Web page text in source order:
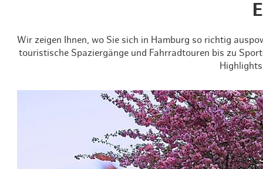
Wir zeigen Ihnen, wo Sie sich in Hamburg so richtig
touristische Spaziergänge und Fahrradtouren bis zu